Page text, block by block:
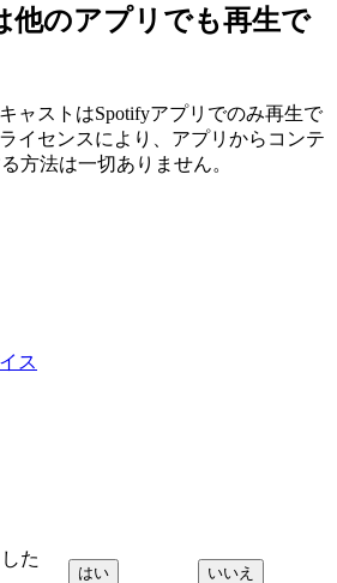
他のアプリでも再生で
ャストはSpotifyアプリでのみ再生で
イセンスにより、アプリからコンテ
方法は一切ありません。
ス
た
はい いいえ